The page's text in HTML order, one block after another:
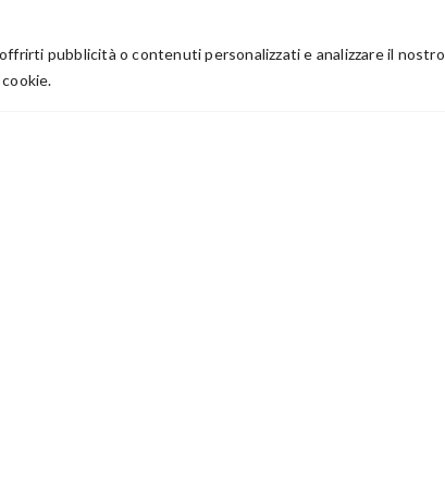
pubblicità o contenuti personalizzati e analizzare il nostro
Privacy
Chi Siamo